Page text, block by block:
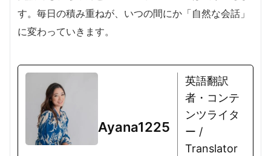
す。毎日の積み重ねが、いつの間にか「自然な会話」
に変わっていきます。
Ayana1225
英語翻訳
者・コンテ
ンツライタ
ー /
Translator